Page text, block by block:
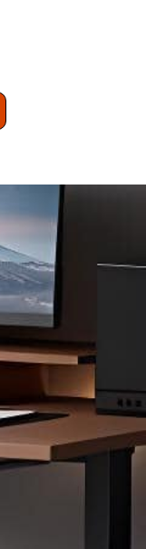
Julien T.
★★★★
peur que le siège
moi (1m90), mais il
est top.